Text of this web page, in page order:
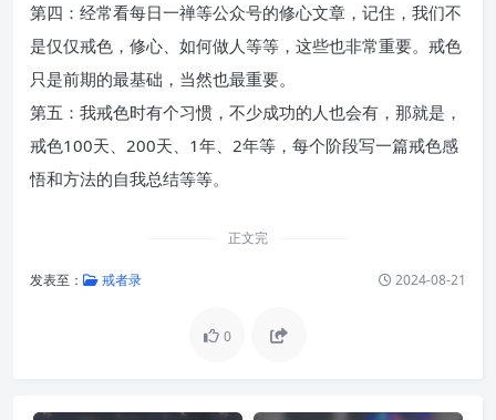
第四：经常看每日一禅等公众号的修心文章，记住，我们不
是仅仅戒色，修心、如何做人等等，这些也非常重要。戒色
只是前期的最基础，当然也最重要。
第五：我戒色时有个习惯，不少成功的人也会有，那就是，
戒色100天、200天、1年、2年等，每个阶段写一篇戒色感
悟和方法的自我总结等等。
正文完
发表至： 戒者录 2024-08-21
0